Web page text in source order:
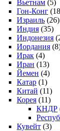
Вьетнам (5)
Гон-Конг
Израиль (26)
Индия (35)
Индонезия
Иордания
Ирак (4)
Иран (13)
Йемен (4)
Катар (1)
Китай (11)
Корея (11)
КНДР
Кувейт (3)